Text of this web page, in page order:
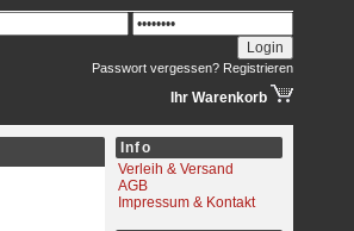
Passwort vergessen? Registrieren
Ihr Warenkorb
Info
Verleih & Versand
AGB
Impressum & Kontakt